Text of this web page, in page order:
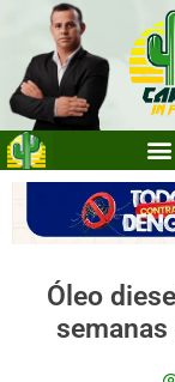
Óleo
semanas